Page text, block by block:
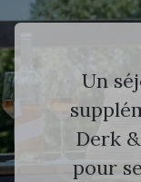
Un
Derk
pour